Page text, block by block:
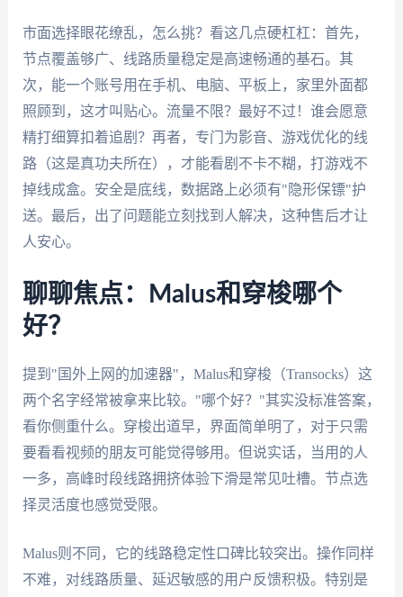
市面选择眼花缭乱，怎么挑？看这几点硬杠杠：首先，
节点覆盖够广、线路质量稳定是高速畅通的基石。其
次，能一个账号用在手机、电脑、平板上，家里外面都
照顾到，这才叫贴心。流量不限？最好不过！谁会愿意
精打细算扣着追剧？再者，专门为影音、游戏优化的线
路（这是真功夫所在），才能看剧不卡不糊，打游戏不
掉线成盒。安全是底线，数据路上必须有"隐形保镖"护
送。最后，出了问题能立刻找到人解决，这种售后才让
人安心。
聊聊焦点：Malus和穿梭哪个
好？
提到"国外上网的加速器"，Malus和穿梭（Transocks）这
两个名字经常被拿来比较。"哪个好？"其实没标准答案，
看你侧重什么。穿梭出道早，界面简单明了，对于只需
要看看视频的朋友可能觉得够用。但说实话，当用的人
一多，高峰时段线路拥挤体验下滑是常见吐槽。节点选
择灵活度也感觉受限。
Malus则不同，它的线路稳定性口碑比较突出。操作同样
不难，对线路质量、延迟敏感的用户反馈积极。特别是